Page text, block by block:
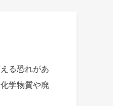
る恐れがあ
学物質や廃